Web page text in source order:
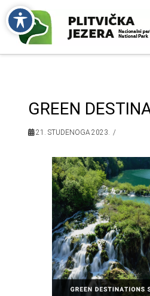
GREEN
21. STUDENOGA 2023.